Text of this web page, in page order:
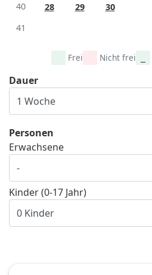
40
28 29
30
41
Frei Nicht frei
Dauer
Personen
Erwachsene
Kinder (0-17 Jahr)